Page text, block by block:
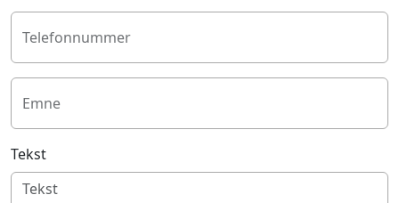
Telefonnummer
Emne
Tekst